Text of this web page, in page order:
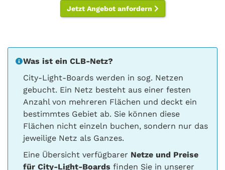
Jetzt Angebot anfordern
Was ist ein CLB-Netz?
City-Light-Boards werden in sog. Netzen
gebucht. Ein Netz besteht aus einer festen
Anzahl von mehreren Flächen und deckt ein
bestimmtes Gebiet ab. Sie können diese
Flächen nicht einzeln buchen, sondern nur das
jeweilige Netz als Ganzes.
Eine Übersicht verfügbarer Netze und Preise
für City-Light-Boards finden Sie in unserer